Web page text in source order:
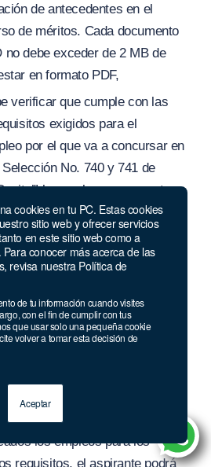
cookies en tu PC. Estas cookies
sitio web y ofrecer servicios
en este sitio web como a
conocer más acerca de las
revisa nuestra Política de
de tu información cuando visites
con el fin de cumplir con tus
que usar solo una pequeña cookie
volver a tomar esta decisión de
Aceptar
de antecedentes en el
de méritos. Cada documento
no debe exceder de 2 MB de
en formato PDF,
verificar que cumple con las
exigidos para el
por el que va a concursar en
Selección No. 740 y 741 de
los cuales se encuentran
del Sistema General de
de La Secretaría Distrital
y Justicia , publicada
enlace: SIMO.
los requisitos del empleo para
o si se encuentra
de las causales de
los empleos para los
requisitos, el aspirante podrá